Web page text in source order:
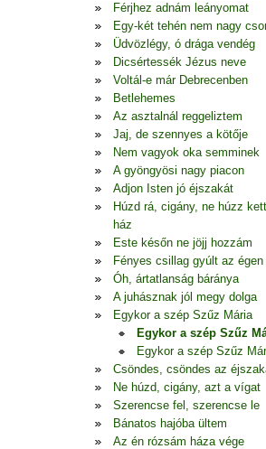
Férjhez adnám leányomat
Egy-két tehén nem nagy
Üdvözlégy, ó drága vendég
Dicsértessék Jézus neve
Voltál-e már Debrecenben
Betlehemes
Az asztalnál reggeliztem
Jaj, de szennyes a kötője
Nem vagyok oka semminek
A gyöngyösi nagy piacon
Adjon Isten jó éjszakát
Húzd rá, cigány, ne húzz
ház
Este későn ne jöjj hozzám
Fényes csillag gyúlt az égen
Óh, ártatlanság báránya
A juhásznak jól megy dolga
Egykor a szép Szűz Mária
Egykor a szép Szűz
Egykor a szép Szűz
Csöndes, csöndes az
Ne húzd, cigány, azt a vígat
Szerencse fel, szerencse le
Bánatos hajóba ültem
Az én rózsám háza vége